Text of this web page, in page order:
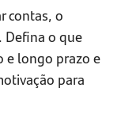
contas, o
o que
e longo prazo e
para